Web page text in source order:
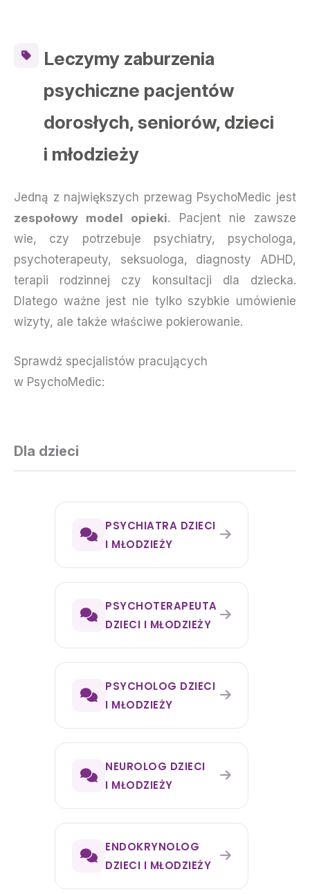
Leczymy zaburzenia
psychiczne pacjentów
dorosłych, seniorów, dzieci
i młodzieży
Jedną z największych przewag PsychoMedic jest
zespołowy model opieki. Pacjent nie zawsze
wie, czy potrzebuje psychiatry, psychologa,
psychoterapeuty, seksuologa, diagnosty ADHD,
terapii rodzinnej czy konsultacji dla dziecka.
Dlatego ważne jest nie tylko szybkie umówienie
wizyty, ale także właściwe pokierowanie.
Sprawdź specjalistów pracujących
w PsychoMedic:
Dla dzieci
PSYCHIATRA DZIECI
I MŁODZIEŻY
PSYCHOTERAPEUTA
DZIECI I MŁODZIEŻY
PSYCHOLOG DZIECI
I MŁODZIEŻY
NEUROLOG DZIECI
I MŁODZIEŻY
ENDOKRYNOLOG
DZIECI I MŁODZIEŻY